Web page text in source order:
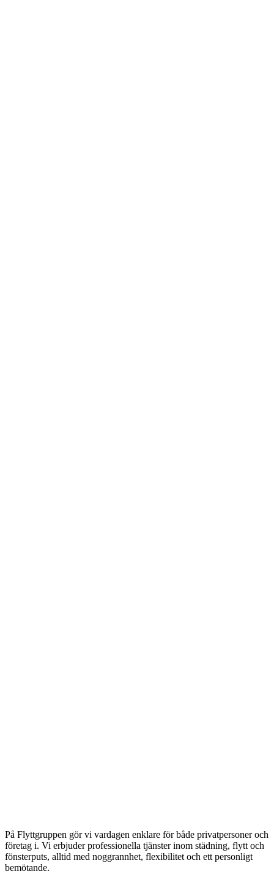
På Flyttgruppen gör vi vardagen enklare för både privatpersoner och
företag i. Vi erbjuder professionella tjänster inom städning, flytt och
fönsterputs, alltid med noggrannhet, flexibilitet och ett personligt
bemötande.